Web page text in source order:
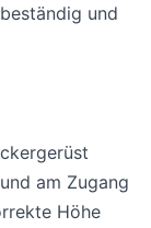
und
am Zugang
Höhe